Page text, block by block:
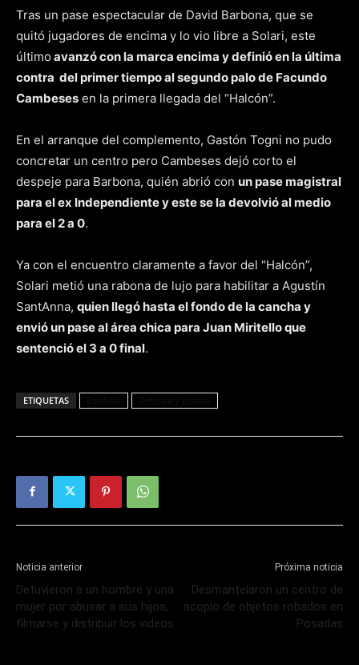
Tras un pase espectacular de David Barbona, que se
quitó jugadores de encima y lo vio libre a Solari, este
último avanzó con la marca encima y definió en la última
contra del primer tiempo al segundo palo de Facundo
Cambeses en la primera llegada del “Halcón”.
En el arranque del complemento, Gastón Togni no pudo
concretar un centro pero Cambeses dejó corto el
despeje para Barbona, quién abrió con un pase magistral
para el ex Independiente y este se la devolvió al medio
para el 2 a 0.
Ya con el encuentro claramente a favor del “Halcón”,
Solari metió una rabona de lujo para habilitar a Agustín
SantAnna, quien llegó hasta el fondo de la cancha y
envió un pase al área chica para Juan Miritello que
sentenció el 3 a 0 final.
ETIQUETAS
Noticia anterior
Detuvieron a un hombre y una
mujer por abusar a sus hijos,
filmarse y distribuir los videos
Próxima noticia
Desmantelaron un centro de
acopio de objetos robados en
Posadas